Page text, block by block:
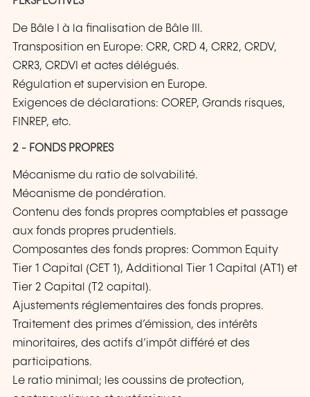
De Bâle I à la finalisation de Bâle III.
Transposition en Europe: CRR, CRD 4, CRR2, CRDV,
CRR3, CRDVI et actes délégués.
Régulation et supervision en Europe.
Exigences de déclarations: COREP, Grands risques,
FINREP, etc.
2 - FONDS PROPRES
Mécanisme du ratio de solvabilité.
Mécanisme de pondération.
Contenu des fonds propres comptables et passage
aux fonds propres prudentiels.
Composantes des fonds propres: Common Equity
Tier 1 Capital (CET 1), Additional Tier 1 Capital (AT1) et
Tier 2 Capital (T2 capital).
Ajustements réglementaires des fonds propres.
Traitement des primes d’émission, des intérêts
minoritaires, des actifs d’impôt différé et des
participations.
Le ratio minimal; les coussins de protection,